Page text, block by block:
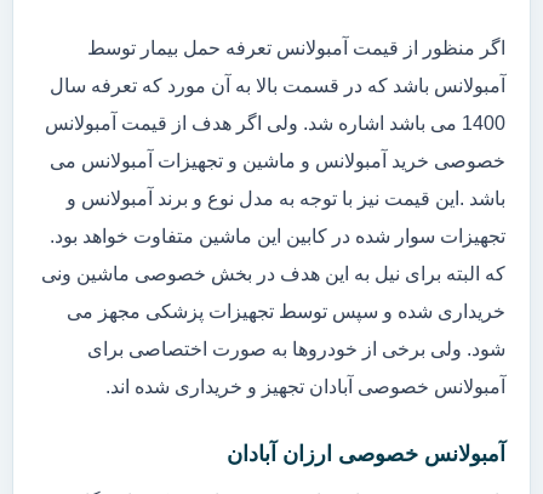
اگر منظور از قیمت آمبولانس تعرفه حمل بیمار توسط
آمبولانس باشد که در قسمت بالا به آن مورد که تعرفه سال
1400 می باشد اشاره شد. ولی اگر هدف از قیمت آمبولانس
خصوصی خرید آمبولانس و ماشین و تجهیزات آمبولانس می
باشد .این قیمت نیز با توجه به مدل نوع و برند آمبولانس و
تجهیزات سوار شده در کابین این ماشین متفاوت خواهد بود.
که البته برای نیل به این هدف در بخش خصوصی ماشین ونی
خریداری شده و سپس توسط تجهیزات پزشکی مجهز می
شود. ولی برخی از خودروها به صورت اختصاصی برای
آمبولانس خصوصی آبادان تجهیز و خریداری شده اند.
آمبولانس خصوصی ارزان آبادان